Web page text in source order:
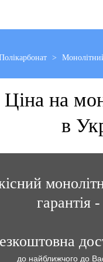
>
Ціна на
в
гарантія
до найближчого до